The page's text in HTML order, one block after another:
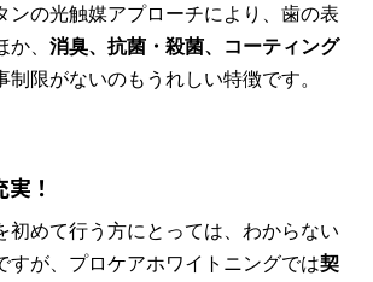
ンの光触媒アプローチにより、歯の表
、 消臭、抗菌・殺菌、コーティング
制限がないのもうれしい特徴です。
！
初めて行う方にとっては、わからない
すが、プロケアホワイトニングでは契